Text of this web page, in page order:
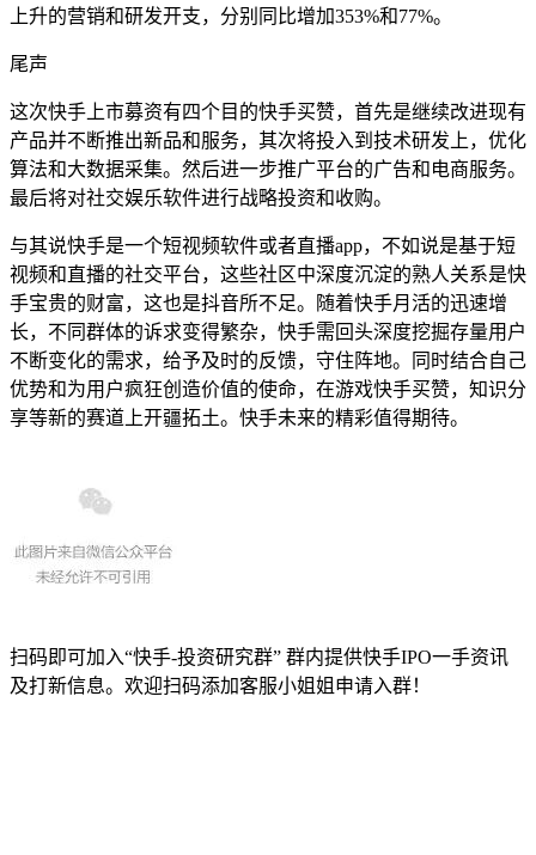
上升的营销和研发开支，分别同比增加353%和77%。
尾声
这次快手上市募资有四个目的快手买赞，首先是继续改进现有
产品并不断推出新品和服务，其次将投入到技术研发上，优化
算法和大数据采集。然后进一步推广平台的广告和电商服务。
最后将对社交娱乐软件进行战略投资和收购。
与其说快手是一个短视频软件或者直播app，不如说是基于短
视频和直播的社交平台，这些社区中深度沉淀的熟人关系是快
手宝贵的财富，这也是抖音所不足。随着快手月活的迅速增
长，不同群体的诉求变得繁杂，快手需回头深度挖掘存量用户
不断变化的需求，给予及时的反馈，守住阵地。同时结合自己
优势和为用户疯狂创造价值的使命，在游戏快手买赞，知识分
享等新的赛道上开疆拓土。快手未来的精彩值得期待。
扫码即可加入“快手-投资研究群” 群内提供快手IPO一手资讯
及打新信息。欢迎扫码添加客服小姐姐申请入群！